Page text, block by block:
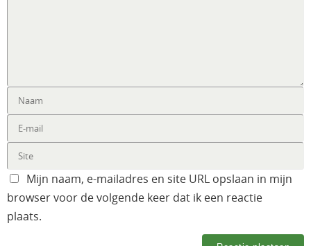
Mijn naam, e-mailadres en site URL opslaan in mijn
browser voor de volgende keer dat ik een reactie
plaats.